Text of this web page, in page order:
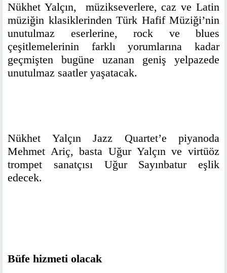
Nükhet Yalçın, müzikseverlere, caz ve Latin
müziğin klasiklerinden Türk Hafif Müziği’nin
unutulmaz eserlerine, rock ve blues
çeşitlemelerinin farklı yorumlarına kadar
geçmişten bugüne uzanan geniş yelpazede
unutulmaz saatler yaşatacak.
Nükhet Yalçın Jazz Quartet’e piyanoda
Mehmet Ariç, basta Uğur Yalçın ve virtüöz
trompet sanatçısı Uğur Sayınbatur eşlik
edecek.
Büfe hizmeti olacak